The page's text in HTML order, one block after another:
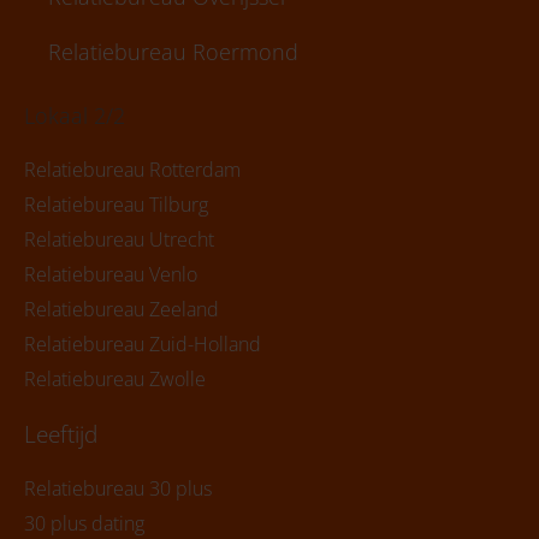
Relatiebureau Roermond
Lokaal 2/2
Relatiebureau Rotterdam
Relatiebureau Tilburg
Relatiebureau Utrecht
Relatiebureau Venlo
Relatiebureau Zeeland
Relatiebureau Zuid-Holland
Relatiebureau Zwolle
Leeftijd
Relatiebureau 30 plus
30 plus dating